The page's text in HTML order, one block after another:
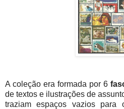
A coleção era formada por 6
de textos e ilustrações de
traziam espaços vazios para